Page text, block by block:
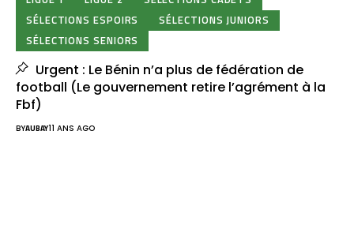
SÉLECTIONS ESPOIRS
SÉLECTIONS JUNIORS
SÉLECTIONS SENIORS
Urgent : Le Bénin n’a plus de fédération de
football (Le gouvernement retire l’agrément à la
Fbf)
BYAUBAY11 ANS AGO